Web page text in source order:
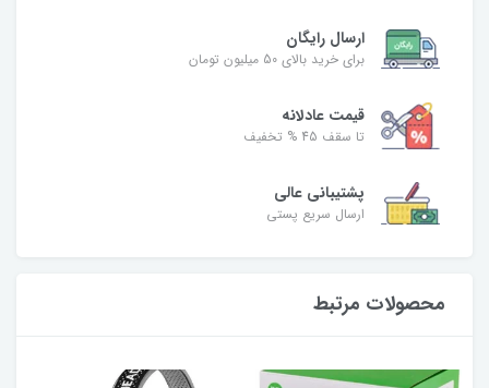
ارسال رایگان
برای خرید بالای 50 میلیون تومان
قیمت عادلانه
تا سقف 45 % تخفیف
پشتیبانی عالی
ارسال سریع پستی
محصولات مرتبط